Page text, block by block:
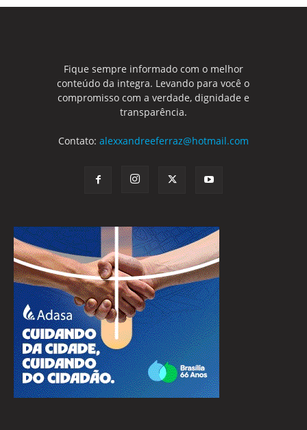
Fique sempre informado com o melhor
conteúdo da integra. Levando para você o
compromisso com a verdade, dignidade e
transparência.
Contato: alexxandreeferraz@hotmail.com